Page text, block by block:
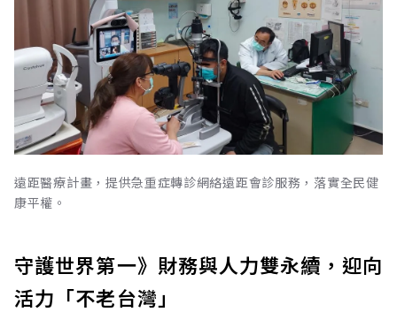
遠距醫療計畫，提供急重症轉診網絡遠距會診服務，落實全民健
康平權。
守護世界第一》財務與人力雙永續，迎向
活力「不老台灣」